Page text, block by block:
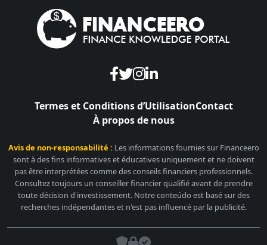
Termes et Conditions d’UtilisationContact
À propos de nous
Avis de non-responsabilité : Les informations fournies sur Financeero
sont à des fins informatives et éducatives uniquement et ne doivent
pas être interprétées comme des conseils financiers professionnels.
Consultez toujours un conseiller financier qualifié avant de prendre
toute décision d'investissement. Notre conteúdo est basé sur des
recherches indépendantes et n'est pas influencé par la publicité.